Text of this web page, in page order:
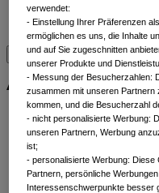
Nachhaltigkeit
Kontakt
Alle
Alternatives
Aktien
Liquiditätslösungen
Multi-Asset
verwendet:
- Einstellung Ihrer Präferenzen
ermöglichen es uns, die Inhalte
und auf Sie zugeschnitten
unserer Produkte und
- Messung der Besucherzahlen:
zusammen mit unseren
kommen, und die Besucherzahl
- nicht personalisierte Werbung:
unseren Partnern, Werbung
ist;
- personalisierte Werbung:
Partnern, persönliche
Interessenschwerpunkte besser